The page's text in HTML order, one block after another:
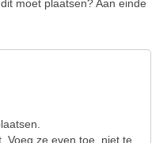
moet plaatsen? Aan einde
Voeg ze even toe, niet te